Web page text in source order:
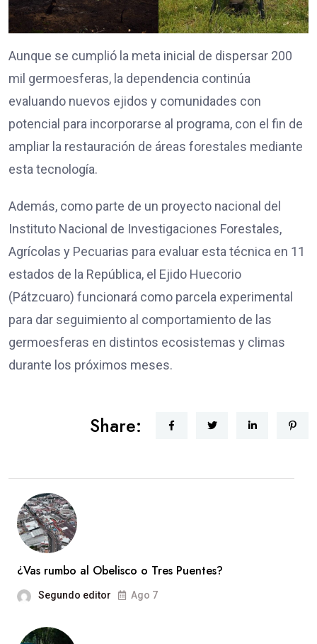
Aunque se cumplió la meta inicial de dispersar 200
mil germoesferas, la dependencia continúa
evaluando nuevos ejidos y comunidades con
potencial para incorporarse al programa, con el fin de
ampliar la restauración de áreas forestales mediante
esta tecnología.
Además, como parte de un proyecto nacional del
Instituto Nacional de Investigaciones Forestales,
Agrícolas y Pecuarias para evaluar esta técnica en 11
estados de la República, el Ejido Huecorio
(Pátzcuaro) funcionará como parcela experimental
para dar seguimiento al comportamiento de las
germoesferas en distintos ecosistemas y climas
durante los próximos meses.
Share:
¿Vas rumbo al Obelisco o Tres Puentes?
Segundo editor Ago 7